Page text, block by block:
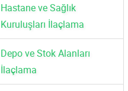
Hastane ve Sağlık
Kuruluşları İlaçlama
Depo ve Stok Alanları
İlaçlama